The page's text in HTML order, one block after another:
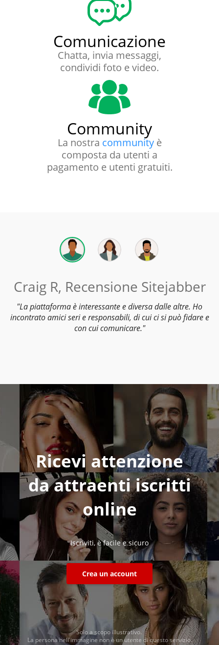
Comunicazione
Chatta, invia messaggi,
condividi foto e video.
Community
La nostra communityè
composta da utenti a
pagamento e utenti gratuiti.
Craig R, Recensione Sitejabber
La piattaforma è interessante e diversa dalle altre. Ho
incontrato amici seri e responsabili, di cui ci si può fidare e
con cui comunicare.
Ricevi attenzione
da attraenti iscritti
online
Iscriviti, è facile e sicuro
Crea un account
Solo a scopo illustrativo.
La persona nell'immagine non è un utente di questo servizio.